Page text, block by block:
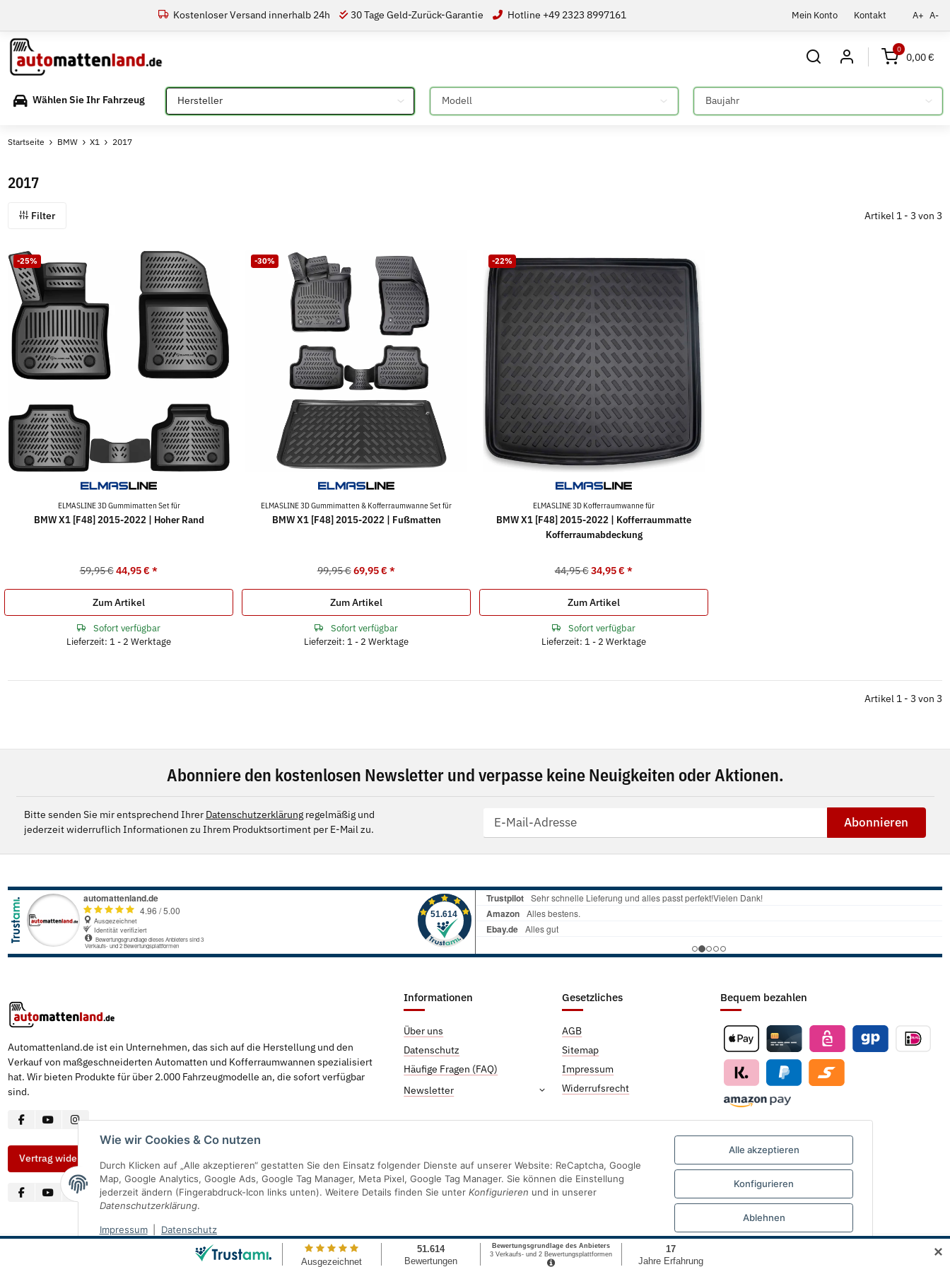
Wie wir Cookies & Co nutzen
Durch Klicken auf „Alle akzeptieren“ gestatten Sie den Einsatz folgender Dienste auf unserer Website: ReCaptcha, Google
Map, Google Analytics, Google Ads, Google Tag Manager, Meta Pixel, Google Tag Manager. Sie können die Einstellung
jederzeit ändern (Fingerabdruck-Icon links unten). Weitere Details finden Sie unter Konfigurieren und in unserer
Datenschutzerklärung.
Impressum Datenschutz
Alle akzeptieren
Konfigurieren
Ablehnen
Mein Konto Kontakt A+ A-
Kostenloser Versand innerhalb 24h 30 Tage Geld-Zurück-Garantie Hotline +49 2323 8997161
0
0,00 €
Wählen Sie Ihr Fahrzeug Bitte auswählen Bitte auswählen Bitte auswählen
Startseite BMW X1 2017
2017
Filter Artikel 1 - 3 von 3
-25%
ELMASLINE 3D Gummimatten Set für
BMW X1 [F48] 2015-2022 | Hoher Rand
59,95 € 44,95 €*
Zum Artikel
Sofort verfügbar
Lieferzeit: 1 - 2 Werktage
-30%
ELMASLINE 3D Gummimatten & Kofferraumwanne Set für
BMW X1 [F48] 2015-2022 | Fußmatten
99,95 € 69,95 €*
Zum Artikel
Sofort verfügbar
Lieferzeit: 1 - 2 Werktage
-22%
ELMASLINE 3D Kofferraumwanne für
BMW X1 [F48] 2015-2022 | Kofferraummatte
Kofferraumabdeckung
44,95 € 34,95 €*
Zum Artikel
Sofort verfügbar
Lieferzeit: 1 - 2 Werktage
Artikel 1 - 3 von 3
Abonniere den kostenlosen Newsletter und verpasse keine Neuigkeiten oder Aktionen.
Bitte senden Sie mir entsprechend Ihrer Datenschutzerklärungregelmäßig und
jederzeit widerruflich Informationen zu Ihrem Produktsortiment per E-Mail zu.
Abonnieren
Automattenland.de ist ein Unternehmen, das sich auf die Herstellung und den
Verkauf von maßgeschneiderten Automatten und Kofferraumwannen spezialisiert
hat. Wir bieten Produkte für über 2.000 Fahrzeugmodelle an, die sofort verfügbar
sind.
Informationen
Über uns
Datenschutz
Häufige Fragen (FAQ)
Newsletter
Gesetzliches
AGB
Sitemap
Impressum
Widerrufsrecht
Bequem bezahlen
Vertrag widerrufen
* Alle Preise inkl. gesetzlicher USt., inkl.Versand ✕